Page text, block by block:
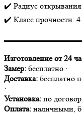
✔️ Радиус открывания:
✔️ Класс прочности: 4
Изготовление от 24
Замер: бесплатно ·
Доставка: бесплатно
·
Установка: по
Оплата: наличными,